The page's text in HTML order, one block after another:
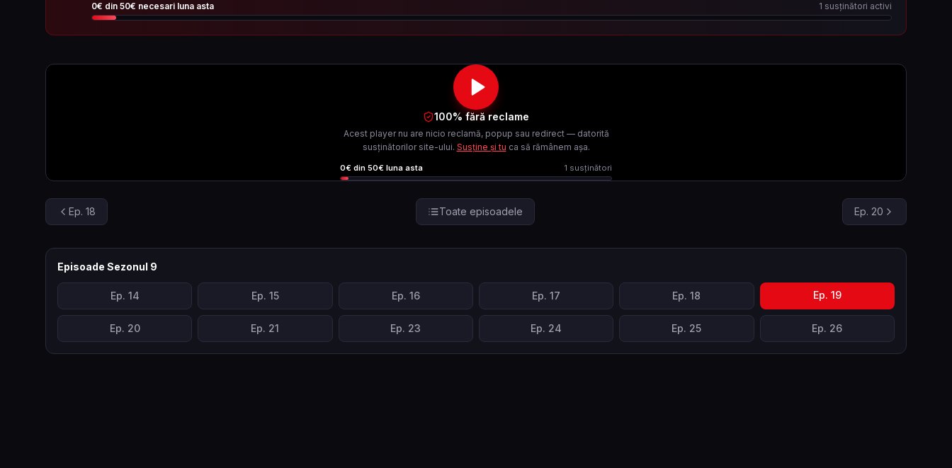
0€ din 50€ necesari luna asta 1 susținători activi
100% fără reclame
Acest player nu are nicio reclamă, popup sau redirect — datorită
susținătorilor site-ului. Susține și tu ca să rămânem așa.
0€ din 50€ luna asta 1 susținători
Ep. 18 Toate episoadele Ep. 20
Episoade Sezonul 9
Ep. 14 Ep. 15 Ep. 16 Ep.17 Ep.18 Ep. 19
Ep. 20 Ep. 21 Ep. 23 Ep. 24 Ep. 25 Ep. 26